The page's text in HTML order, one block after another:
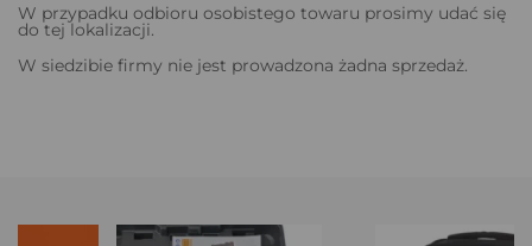
W przypadku odbioru osobistego towaru prosimy udać się
do tej lokalizacji.
W siedzibie firmy nie jest prowadzona żadna sprzedaż.